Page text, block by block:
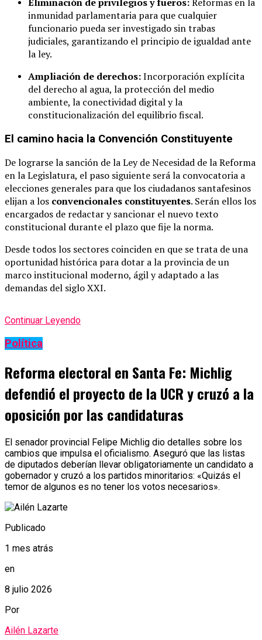
inmunidad parlamentaria para que cualquier
funcionario pueda ser investigado sin trabas
judiciales, garantizando el principio de igualdad ante
la ley.
Ampliación de derechos:Incorporación explícita
del derecho al agua, la protección del medio
ambiente, la conectividad digital y la
constitucionalización del equilibrio fiscal.
El camino hacia la Convención Constituyente
De lograrse la sanción de la Ley de Necesidad de la Reforma
en la Legislatura, el paso siguiente será la convocatoria a
elecciones generales para que los ciudadanos santafesinos
elijan a los convencionales constituyentes. Serán ellos los
encargados de redactar y sancionar el nuevo texto
constitucional durante el plazo que fije la norma.
Desde todos los sectores coinciden en que se trata de una
oportunidad histórica para dotar a la provincia de un
marco institucional moderno, ágil y adaptado a las
demandas del siglo XXI.
Continuar Leyendo
Política
Reforma electoral en Santa Fe: Michlig
defendió el proyecto de la UCR y cruzó a la
oposición por las candidaturas
El senador provincial Felipe Michlig dio detalles sobre los
cambios que impulsa el oficialismo. Aseguró que las listas
de diputados deberían llevar obligatoriamente un candidato a
gobernador y cruzó a los partidos minoritarios: «Quizás el
temor de algunos es no tener los votos necesarios».
Publicado
1 mes atrás
en
8 julio 2026
Por
Ailén Lazarte